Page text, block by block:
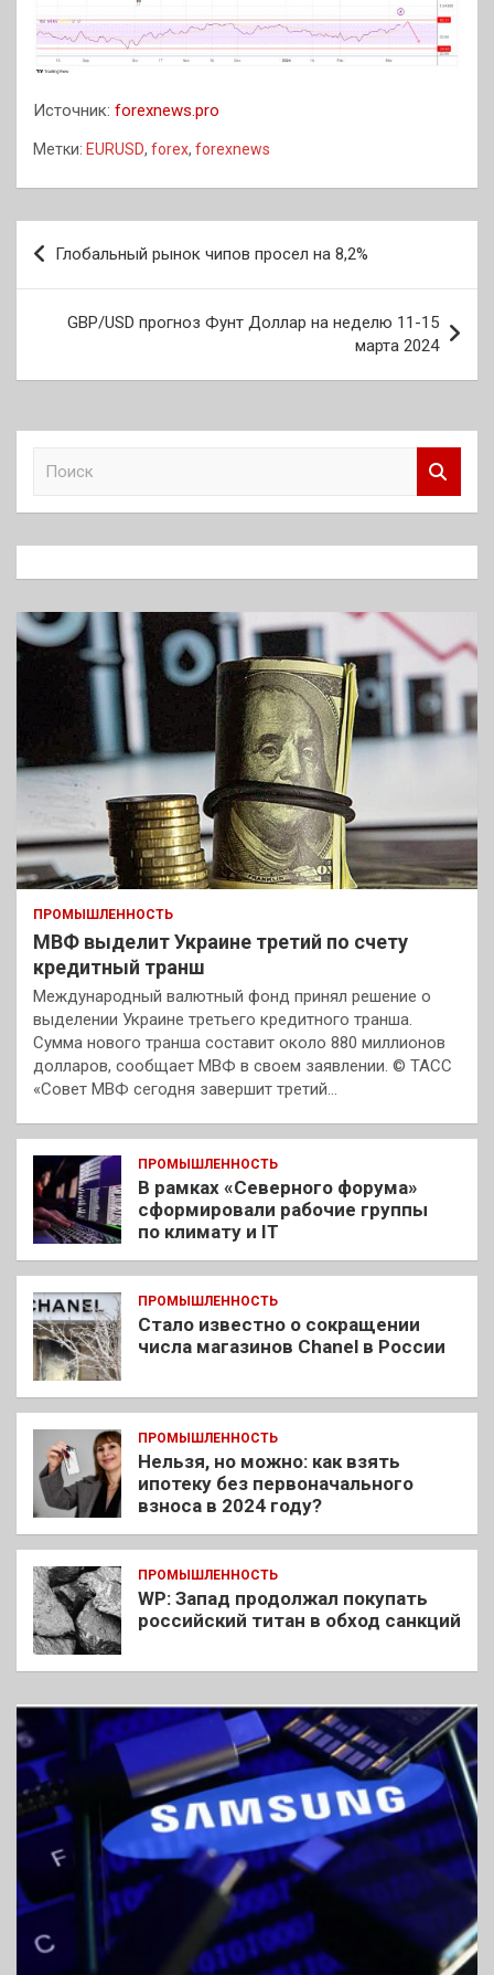
Источник: forexnews.pro
Метки: EURUSD, forex, forexnews
Навигация
по
записям
Глобальный рынок чипов просел на 8,2%
GBP/USD прогноз Фунт Доллар на неделю 11-15
марта 2024
к
ПРОМЫШЛЕННОСТЬ
МВФ выделит Украине третий по счету
кредитный транш
Международный валютный фонд принял решение о
выделении Украине третьего кредитного транша.
Сумма нового транша составит около 880 миллионов
долларов, сообщает МВФ в своем заявлении. © ТАСС
«Совет МВФ сегодня завершит третий…
ПРОМЫШЛЕННОСТЬ
В рамках «Северного форума»
сформировали рабочие группы
по климату и IT
ПРОМЫШЛЕННОСТЬ
Стало известно о сокращении
числа магазинов Chanel в России
ПРОМЫШЛЕННОСТЬ
Нельзя, но можно: как взять
ипотеку без первоначального
взноса в 2024 году?
ПРОМЫШЛЕННОСТЬ
WP: Запад продолжал покупать
российский титан в обход санкций